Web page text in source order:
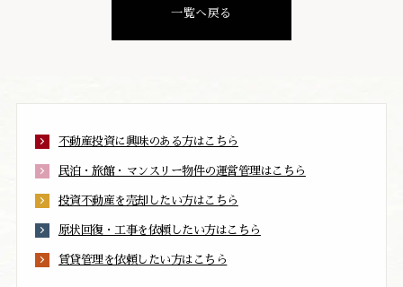
一覧へ戻る
不動産投資に興味のある方はこちら
民泊・旅館・マンスリー物件の運営管理はこちら
投資不動産を売却したい方はこちら
原状回復・工事を依頼したい方はこちら
賃貸管理を依頼したい方はこちら